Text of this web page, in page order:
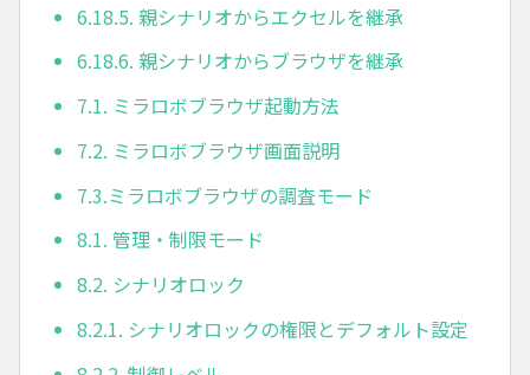
6.18.5. 親シナリオからエクセルを継承
6.18.6. 親シナリオからブラウザを継承
7.1. ミラロボブラウザ起動方法
7.2. ミラロボブラウザ画面説明
7.3.ミラロボブラウザの調査モード
8.1. 管理・制限モード
8.2. シナリオロック
8.2.1. シナリオロックの権限とデフォルト設定